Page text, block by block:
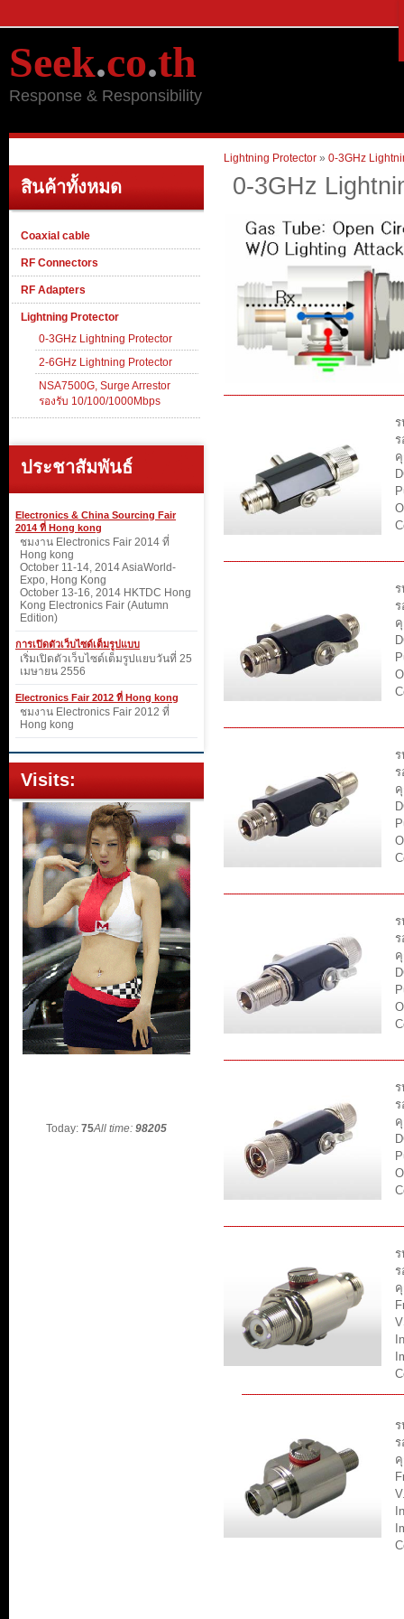
Seek.co.th
Response & Responsibility
สินค้าทั้งหมด
Coaxial cable
RF Connectors
RF Adapters
Lightning Protector
0-3GHz Lightning Protector
2-6GHz Lightning Protector
NSA7500G, Surge Arrestor
รองรับ 10/100/1000Mbps
ประชาสัมพันธ์
Electronics & China Sourcing Fair
2014 ที่ Hong kong
ชมงาน Electronics Fair 2014 ที่
Hong kong
October 11-14, 2014 AsiaWorld-
Expo, Hong Kong
October 13-16, 2014 HKTDC Hong
Kong Electronics Fair (Autumn
Edition)
การเปิดตัวเว็บไซด์เต็มรูปแบบ
เริ่มเปิดตัวเว็บไซด์เต็มรูปแยบวันที่ 25
เมษายน 2556
Electronics Fair 2012 ที่ Hong kong
ชมงาน Electronics Fair 2012 ที่
Hong kong
Visits:
Today: 75All time: 98205
0-3GHz
Lightning Protector »0-3GHz
ร
ร
ร
ร
ร
ร
ร